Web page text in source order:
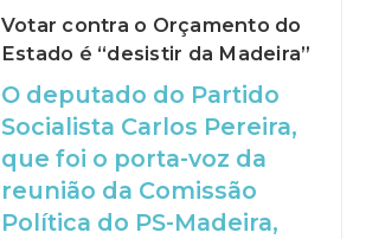
Votar contra o Orçamento do
Estado é “desistir da Madeira”
O deputado do Partido
Socialista Carlos Pereira,
que foi o porta-voz da
reunião da Comissão
Política do PS-Madeira,